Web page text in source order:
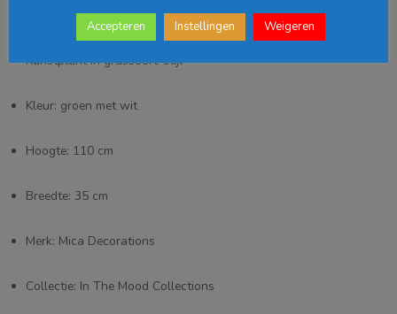
Productkenmerken:
Kunstplant in grassoort-stijl
Kleur: groen met wit
Hoogte: 110 cm
Breedte: 35 cm
Merk: Mica Decorations
Collectie: In The Mood Collections
Accepteren Instellingen Weigeren